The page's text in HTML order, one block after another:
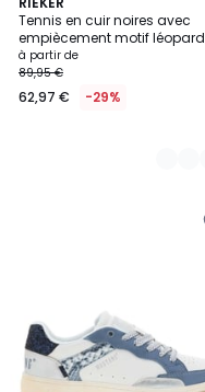
Tennis en cuir noires avec
empiècement motif léopard
brillant
à partir de
89,95 €
62,97 € -29%
5
Couleurs